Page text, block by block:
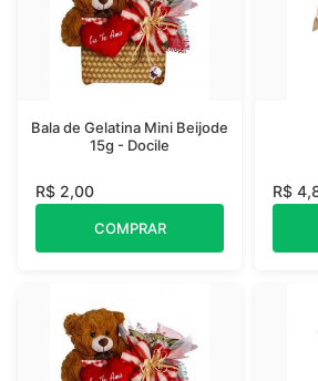
Bala de Gelatina Mini Beijode
15g - Docile
R$ 2,00
COMPRAR
R$